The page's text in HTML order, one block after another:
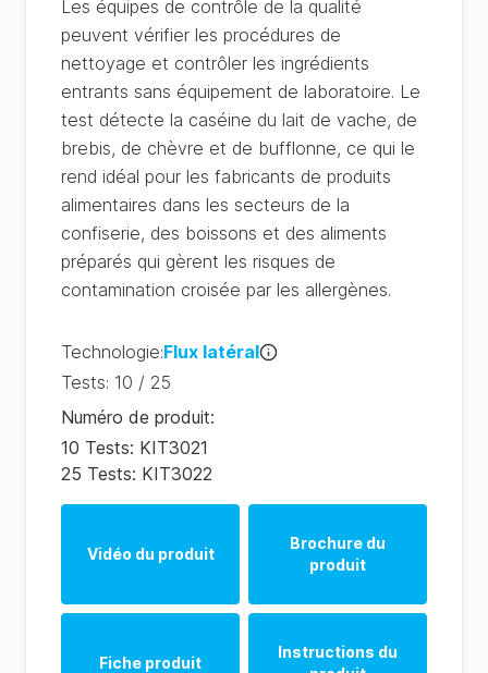
Les équipes de contrôle de la qualité
peuvent vérifier les procédures de
nettoyage et contrôler les ingrédients
entrants sans équipement de laboratoire. Le
test détecte la caséine du lait de vache, de
brebis, de chèvre et de bufflonne, ce qui le
rend idéal pour les fabricants de produits
alimentaires dans les secteurs de la
confiserie, des boissons et des aliments
préparés qui gèrent les risques de
contamination croisée par les allergènes.
Technologie:Flux latéral
Tests: 10 / 25
Numéro de produit:
10 Tests: KIT3021
25 Tests: KIT3022
Vidéo du produit
Brochure du
produit
Range (EN)
Fiche produit
Instructions du